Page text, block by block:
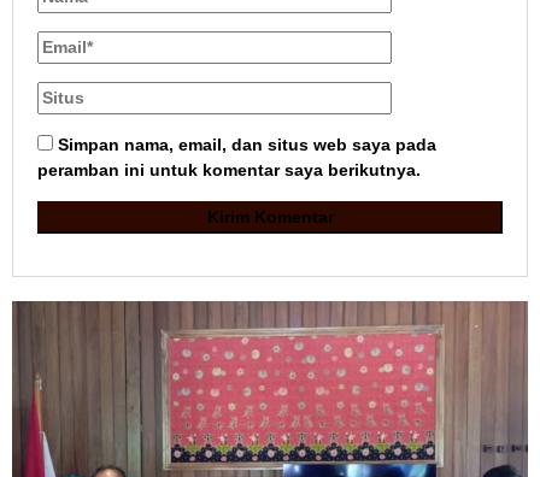
Simpan nama, email, dan situs web saya pada
peramban ini untuk komentar saya berikutnya.